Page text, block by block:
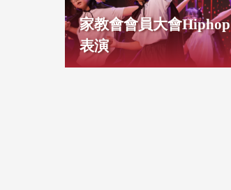
家教會會員大會Hiphop
表演